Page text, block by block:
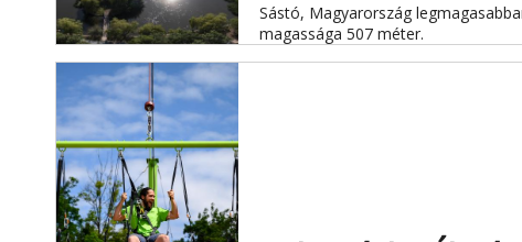
Sástó, Magyarország
magassága 507 méter.